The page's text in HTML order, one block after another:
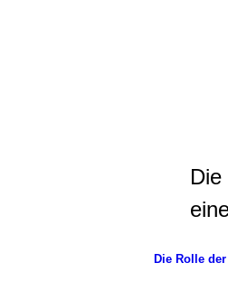
Die Rolle